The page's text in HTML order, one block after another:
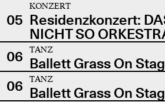
05
KONZERT
Residenzkonzert:
NICHT SO
06
TANZ
Ballett Grass On
06
TANZ
Ballett Grass On